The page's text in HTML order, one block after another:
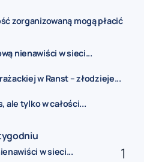
zorganizowaną mogą płacić
nienawiści w sieci...
w Ranst – złodzieje...
ale tylko w całości...
w sieci...